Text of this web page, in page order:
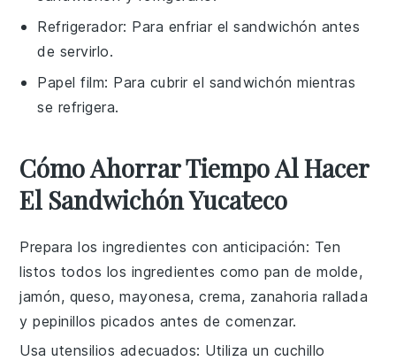
Refrigerador: Para enfriar el sandwichón antes
de servirlo.
Papel film: Para cubrir el sandwichón mientras
se refrigera.
Cómo Ahorrar Tiempo Al Hacer
El Sandwichón Yucateco
Prepara los ingredientes con anticipación: Ten
listos todos los ingredientes como pan de molde,
jamón, queso,mayonesa,crema, zanahoria rallada
ypepinillos picados antes de comenzar.
Usa utensilios adecuados: Utiliza un cuchillo